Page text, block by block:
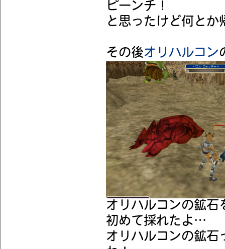
ピーンチ！
と思ったけど何と
その後オリハルコン
オリハルコンの鉱
初めて採れたよ…
オリハルコンの鉱石